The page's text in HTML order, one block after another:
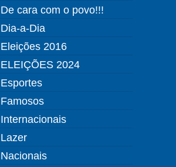
De cara com o povo!!!
Dia-a-Dia
Eleições 2016
ELEIÇÕES 2024
Esportes
Famosos
Internacionais
Lazer
Nacionais